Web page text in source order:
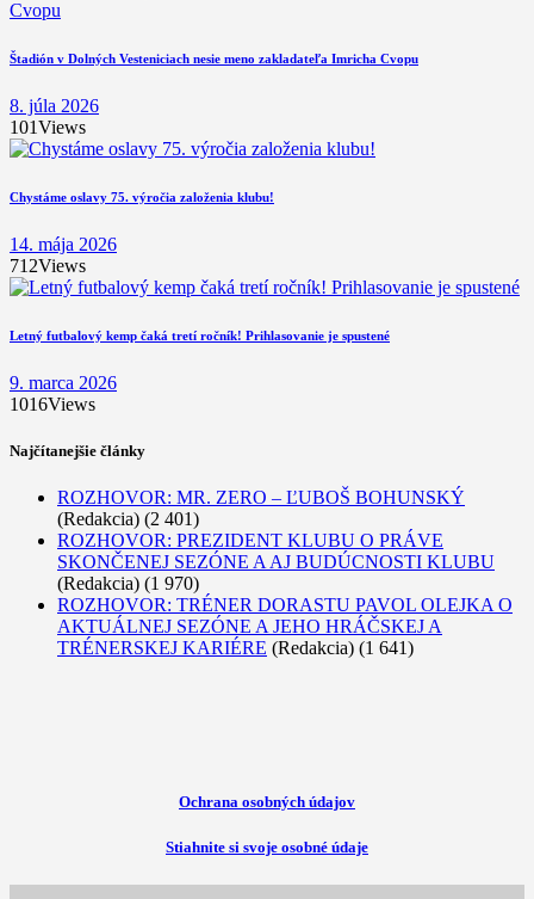
Štadión v Dolných Vesteniciach nesie meno zakladateľa Imricha Cvopu
8. júla 2026
101Views
Chystáme oslavy 75. výročia založenia klubu!
14. mája 2026
712Views
Letný futbalový kemp čaká tretí ročník! Prihlasovanie je spustené
9. marca 2026
1016Views
Najčítanejšie články
ROZHOVOR: MR. ZERO – ĽUBOŠ BOHUNSKÝ
(Redakcia) (2 401)
ROZHOVOR: PREZIDENT KLUBU O PRÁVE
SKONČENEJ SEZÓNE A AJ BUDÚCNOSTI KLUBU
(Redakcia) (1 970)
ROZHOVOR: TRÉNER DORASTU PAVOL OLEJKA O
AKTUÁLNEJ SEZÓNE A JEHO HRÁČSKEJ A
TRÉNERSKEJ KARIÉRE (Redakcia) (1 641)
Ochrana osobných údajov
Stiahnite si svoje osobné údaje